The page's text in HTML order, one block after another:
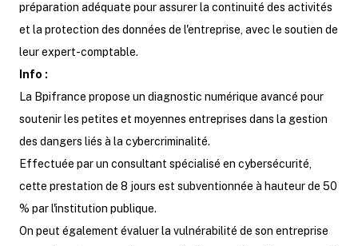
préparation adéquate pour assurer la continuité des activités
et la protection des données de l'entreprise, avec le soutien de
leur expert-comptable.
Info :
La Bpifrance propose un diagnostic numérique avancé pour
soutenir les petites et moyennes entreprises dans la gestion
des dangers liés à la cybercriminalité.
Effectuée par un consultant spécialisé en cybersécurité,
cette prestation de 8 jours est subventionnée à hauteur de 50
% par l'institution publique.
On peut également évaluer la vulnérabilité de son entreprise